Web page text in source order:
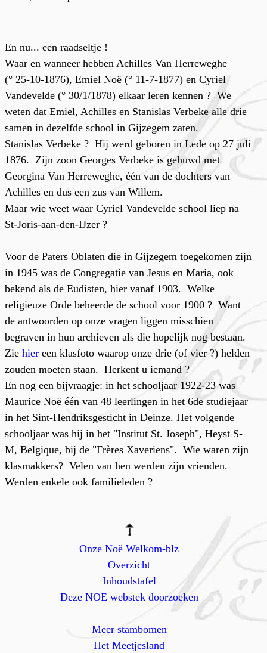
En nu... een raadseltje !
Waar en wanneer hebben Achilles Van Herreweghe
(° 25-10-1876), Emiel Noë (° 11-7-1877) en Cyriel
Vandevelde (° 30/1/1878) elkaar leren kennen ? We
weten dat Emiel, Achilles en Stanislas Verbeke alle drie
samen in dezelfde school in Gijzegem zaten.
Stanislas Verbeke ? Hij werd geboren in Lede op 27 juli
1876. Zijn zoon Georges Verbeke is gehuwd met
Georgina Van Herreweghe, één van de dochters van
Achilles en dus een zus van Willem.
Maar wie weet waar Cyriel Vandevelde school liep na
St-Joris-aan-den-IJzer ?
Voor de Paters Oblaten die in Gijzegem toegekomen zijn
in 1945 was de Congregatie van Jesus en Maria, ook
bekend als de Eudisten, hier vanaf 1903. Welke
religieuze Orde beheerde de school voor 1900 ? Want
de antwoorden op onze vragen liggen misschien
begraven in hun archieven als die hopelijk nog bestaan.
Zie hier een klasfoto waarop onze drie (of vier ?) helden
zouden moeten staan. Herkent u iemand ?
En nog een bijvraagje: in het schooljaar 1922-23 was
Maurice Noë één van 48 leerlingen in het 6de studiejaar
in het Sint-Hendriksgesticht in Deinze. Het volgende
schooljaar was hij in het "Institut St. Joseph", Heyst S-
M, Belgique, bij de "Frères Xaveriens". Wie waren zijn
klasmakkers? Velen van hen werden zijn vrienden.
Werden enkele ook familieleden ?
Onze Noë Welkom-blz
Overzicht
Inhoudstafel
Deze NOE webstek doorzoeken
Meer stambomen
Het Meetjesland